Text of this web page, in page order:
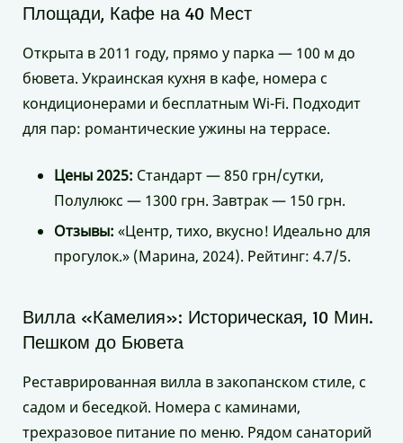
Площади, Кафе на 40 Мест
Открыта в 2011 году, прямо у парка — 100 м до
бювета. Украинская кухня в кафе, номера с
кондиционерами и бесплатным Wi-Fi. Подходит
для пар: романтические ужины на террасе.
Цены 2025: Стандарт — 850 грн/сутки,
Полулюкс — 1300 грн. Завтрак — 150 грн.
Отзывы: «Центр, тихо, вкусно! Идеально для
прогулок.» (Марина, 2024). Рейтинг: 4.7/5.
Вилла «Камелия»: Историческая, 10 Мин.
Пешком до Бювета
Реставрированная вилла в закопанском стиле, с
садом и беседкой. Номера с каминами,
трехразовое питание по меню. Рядом санаторий